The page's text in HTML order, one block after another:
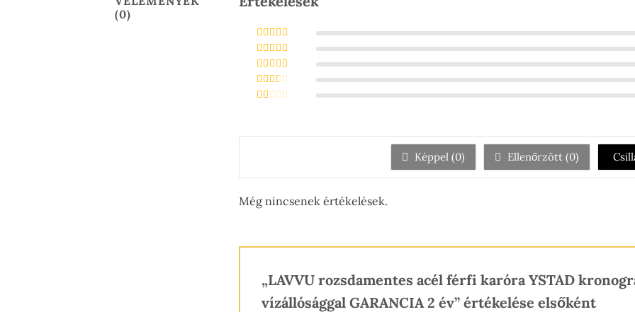
(0)
Értékelés:
Értékelés:
Értékelés:
Értékelés:
Képpel (0) Ellenőrzött (0)
Még nincsenek értékelések.
„LAVVU rozsdamentes acél férfi karóra YSTAD
vízállósággal GARANCIA 2 év” értékelése elsőként